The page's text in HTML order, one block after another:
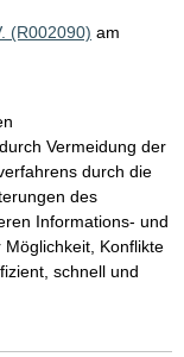
(R002090) am
Vermeidung der
durch die
des
Informations- und
Konflikte
schnell und